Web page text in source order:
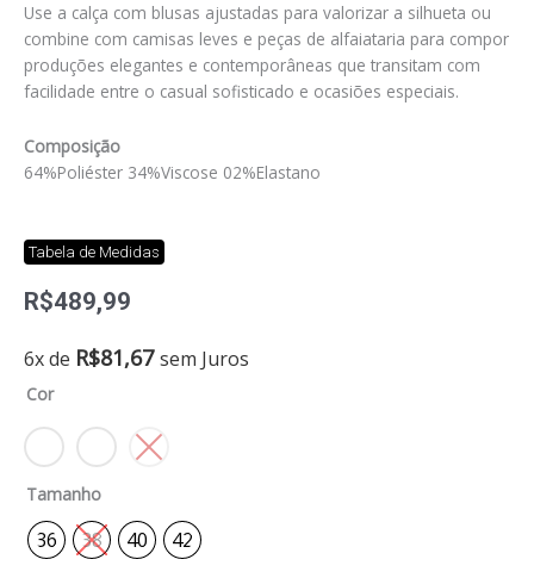
Use a calça com blusas ajustadas para valorizar a silhueta ou
combine com camisas leves e peças de alfaiataria para compor
produções elegantes e contemporâneas que transitam com
facilidade entre o casual sofisticado e ocasiões especiais.
Composição
64%Poliéster 34%Viscose 02%Elastano
Tabela de Medidas
R$489,99
6x de R$81,67 sem Juros
Cor
Tamanho
36 38 40 42
Calça
quantidade